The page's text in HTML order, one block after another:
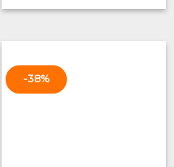
was:
is:
-38%